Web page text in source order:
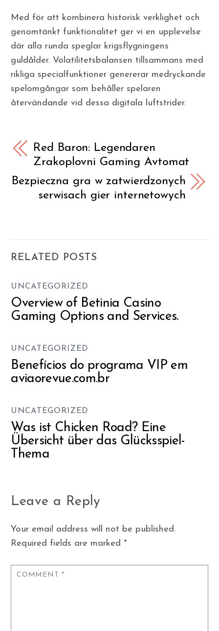
Med för att kombinera historisk verklighet och
genomtänkt funktionalitet ger vi en upplevelse
där alla runda speglar krigsflygningens
guldålder. Volatilitetsbalansen tillsammans med
rikliga specialfunktioner genererar medryckande
spelomgångar som behåller spelaren
återvändande vid dessa digitala luftstrider.
Red Baron: Legendaren
Zrakoplovni Gaming Avtomat
Bezpieczna gra w zatwierdzonych
serwisach gier internetowych
RELATED POSTS
UNCATEGORIZED
Overview of Betinia Casino
Gaming Options and Services.
UNCATEGORIZED
Benefícios do programa VIP em
aviaorevue.com.br
UNCATEGORIZED
Was ist Chicken Road? Eine
Übersicht über das Glücksspiel-
Thema
Leave a Reply
Your email address will not be published.
Required fields are marked *
COMMENT*